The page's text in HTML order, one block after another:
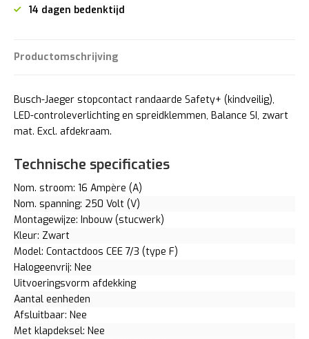
14 dagen bedenktijd
Productomschrijving
Busch-Jaeger stopcontact randaarde Safety+ (kindveilig),
LED-controleverlichting en spreidklemmen, Balance SI, zwart
mat. Excl. afdekraam.
Technische specificaties
Nom. stroom: 16 Ampère (A)
Nom. spanning: 250 Volt (V)
Montagewijze: Inbouw (stucwerk)
Kleur: Zwart
Model: Contactdoos CEE 7/3 (type F)
Halogeenvrij: Nee
Uitvoeringsvorm afdekking
Aantal eenheden
Afsluitbaar: Nee
Met klapdeksel: Nee